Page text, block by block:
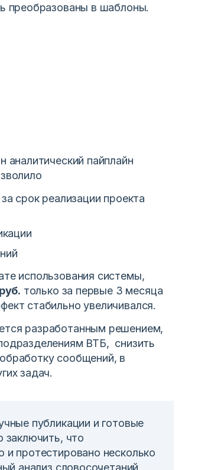
преобразованы в шаблоны.
аналитический пайплайн
срок реализации проекта
использования системы,
только за первые 3 месяца
стабильно увеличивался.
разработанным решением,
ВТБ, снизить
сообщений, в
задач.
публикации и готовые
заключить, что
протестировано несколько
анализ словосочетаний,